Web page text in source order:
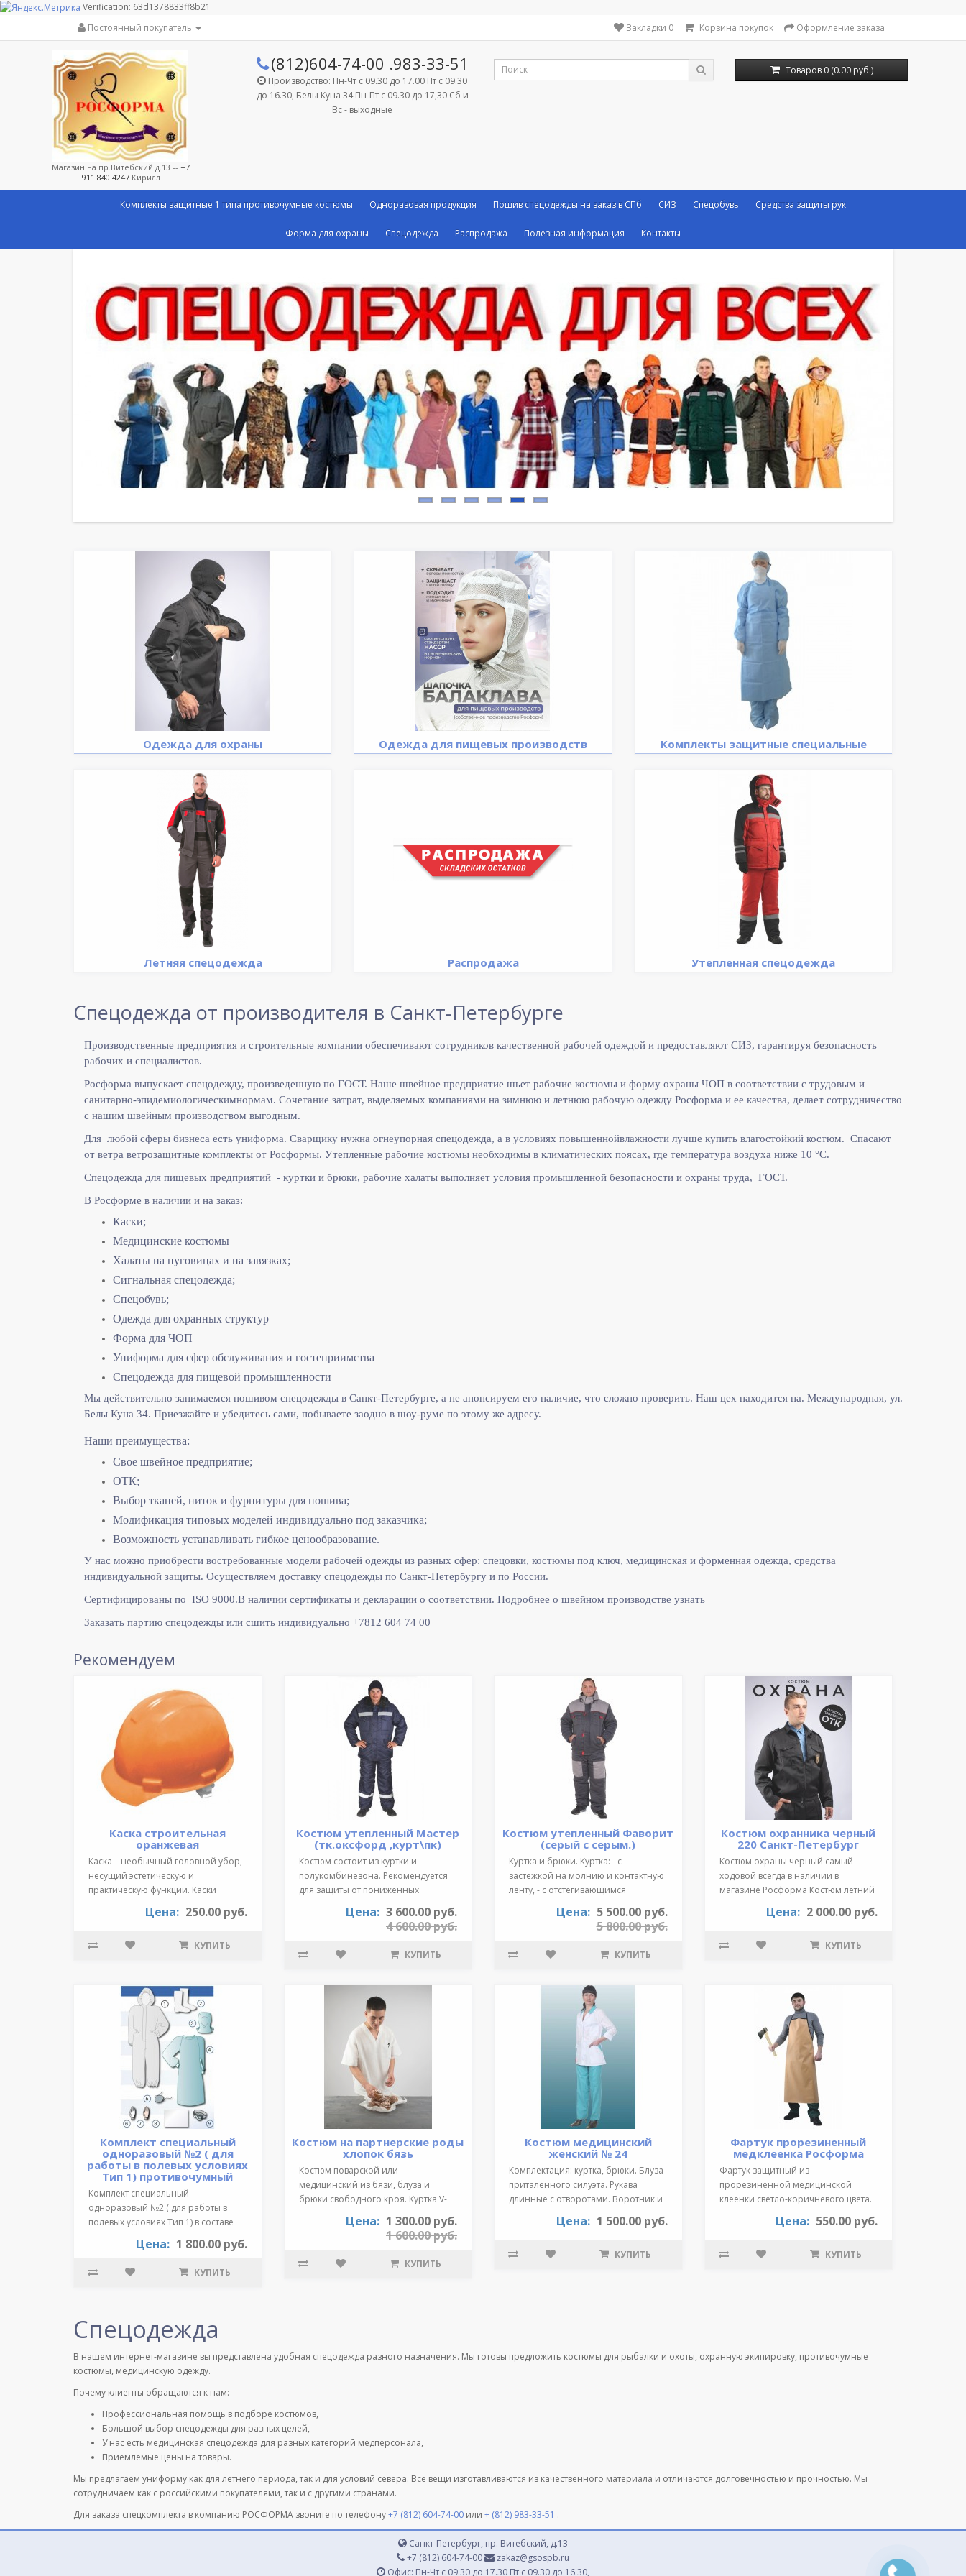
Verification: 63d1378833ff8b21
Постоянный покупатель
Закладки 0 Корзина покупок Оформление заказа
Магазин на пр.Витебский д.13 -- +7
911 840 4247Кирилл
(812)604-74-00 .983-33-51
Производство: Пн-Чт с 09.30 до 17.00 Пт с 09.30
до 16.30, Белы Куна 34 Пн-Пт с 09.30 до 17,30 Сб и
Вс - выходные
Товаров 0 (0.00 руб.)
Комплекты защитные 1 типа противочумные костюмы Одноразовая продукция Пошив спецодежды на заказ в СПб СИЗ Спецобувь Средства защиты рук
Форма для охраны Спецодежда Распродажа Полезная информация Контакты
Одежда для охраны Одежда для пищевых производств Комплекты защитные специальные
Летняя спецодежда Распродажа Утепленная спецодежда
Спецодежда от производителя в Санкт-Петербурге
Производственные предприятия и строительные компании обеспечивают сотрудников качественной рабочей одеждой и предоставляют СИЗ, гарантируя безопасность
рабочих и специалистов.
Росформа выпускает спецодежду, произведенную по ГОСТ. Наше швейное предприятие шьет рабочие костюмы и форму охраны ЧОП в соответствии с трудовым и
санитарно-эпидемиологическимнормам. Сочетание затрат, выделяемых компаниями на зимнюю и летнюю рабочую одежду Росформа и ее качества, делает сотрудничество
с нашим швейным производством выгодным.
Для любой сферы бизнеса есть униформа. Сварщику нужна огнеупорная спецодежда, а в условиях повышеннойвлажности лучше купить влагостойкий костюм. Спасают
от ветра ветрозащитные комплекты от Росформы. Утепленные рабочие костюмы необходимы в климатических поясах, где температура воздуха ниже 10 °C.
Спецодежда для пищевых предприятий - куртки и брюки, рабочие халаты выполняет условия промышленной безопасности и охраны труда, ГОСТ.
В Росформе в наличии и на заказ:
Каски;
Медицинские костюмы
Халаты на пуговицах и на завязках;
Сигнальная спецодежда;
Спецобувь;
Одежда для охранных структур
Форма для ЧОП
Униформа для сфер обслуживания и гостеприимства
Спецодежда для пищевой промышленности
Мы действительно занимаемся пошивом спецодежды в Санкт-Петербурге, а не анонсируем его наличие, что сложно проверить. Наш цех находится на. Международная, ул.
Белы Куна 34. Приезжайте и убедитесь сами, побываете заодно в шоу-руме по этому же адресу.
Наши преимущества:
Свое швейное предприятие;
ОТК;
Выбор тканей, ниток и фурнитуры для пошива;
Модификация типовых моделей индивидуально под заказчика;
Возможность устанавливать гибкое ценообразование.
У нас можно приобрести востребованные модели рабочей одежды из разных сфер: спецовки, костюмы под ключ, медицинская и форменная одежда, средства
индивидуальной защиты. Осуществляем доставку спецодежды по Санкт-Петербургу и по России.
Сертифицированы по ISO 9000.В наличии сертификаты и декларации о соответствии. Подробнее о швейном производстве узнать
Заказать партию спецодежды или сшить индивидуально +7812 604 74 00
Рекомендуем
Каска строительная
оранжевая
Каска – необычный головной убор,
несущий эстетическую и
практическую функции. Каски
Цена: 250.00 руб.
КУПИТЬ
Костюм утепленный Мастер
(тк.оксфорд ,курт\пк)
Костюм состоит из куртки и
полукомбинезона. Рекомендуется
для защиты от пониженных
Цена: 3 600.00 руб.
4 600.00 руб.
КУПИТЬ
Костюм утепленный Фаворит
(серый с серым.)
Куртка и брюки. Куртка: - с
застежкой на молнию и контактную
ленту, - с отстегивающимся
Цена: 5 500.00 руб.
5 800.00 руб.
КУПИТЬ
Костюм охранника черный
220 Санкт-Петербург
Костюм охраны черный самый
ходовой всегда в наличии в
магазине Росформа Костюм летний
Цена: 2 000.00 руб.
КУПИТЬ
Комплект специальный
одноразовый №2 ( для
работы в полевых условиях
Тип 1) противочумный
Комплект специальный
одноразовый №2 ( для работы в
полевых условиях Тип 1) в составе
Цена: 1 800.00 руб.
КУПИТЬ
Костюм на партнерские роды
хлопок бязь
Костюм поварской или
медицинский из бязи, блуза и
брюки свободного кроя. Куртка V-
Цена: 1 300.00 руб.
1 600.00 руб.
КУПИТЬ
Костюм медицинский
женский № 24
Комплектация: куртка, брюки. Блуза
приталенного силуэта. Рукава
длинные с отворотами. Воротник и
Цена: 1 500.00 руб.
КУПИТЬ
Фартук прорезиненный
медклеенка Росформа
Фартук защитный из
прорезиненной медицинской
клеенки светло-коричневого цвета.
Цена: 550.00 руб.
КУПИТЬ
Спецодежда
В нашем интернет-магазине вы представлена удобная спецодежда разного назначения. Мы готовы предложить костюмы для рыбалки и охоты, охранную экипировку, противочумные
костюмы, медицинскую одежду.
Почему клиенты обращаются к нам:
Профессиональная помощь в подборе костюмов,
Большой выбор спецодежды для разных целей,
У нас есть медицинская спецодежда для разных категорий медперсонала,
Приемлемые цены на товары.
Мы предлагаем униформу как для летнего периода, так и для условий севера. Все вещи изготавливаются из качественного материала и отличаются долговечностью и прочностью. Мы
сотрудничаем как с российскими покупателями, так и с другими странами.
Для заказа спецкомплекта в компанию РОСФОРМА звоните по телефону+7 (812) 604-74-00 или + (812) 983-33-51 .
Санкт-Петербург, пр. Витебский, д.13
+7 (812) 604-74-00
zakaz@gsospb.ru
Офис: Пн-Чт с 09.30 до 17.30 Пт с 09.30 до 16.30,